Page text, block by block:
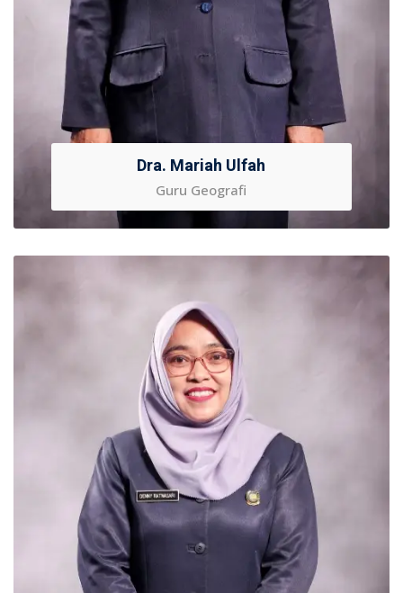
Dra. Mariah Ulfah
Guru Geografi